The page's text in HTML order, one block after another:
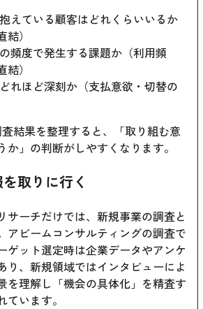
えている顧客はどれくらいいるか
）
頻度で発生する課題か（利用頻
）
れほど深刻か（支払意欲・切替の
結果を整理すると、「取り組む意
か」の判断がしやすくなります。
取りに行く
サーチだけでは、新規事業の調査と
アビームコンサルティングの調査で
ゲット選定時は企業データやアンケ
り、新規領域ではインタビューによ
を理解し「機会の具体化」を精査す
います。